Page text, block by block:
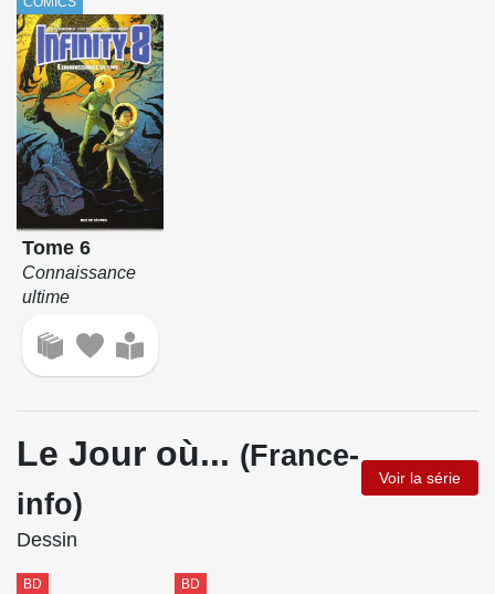
Tome 6
Connaissance
ultime
Le Jour où... (France-
info)
Voir la série
Dessin
BD BD